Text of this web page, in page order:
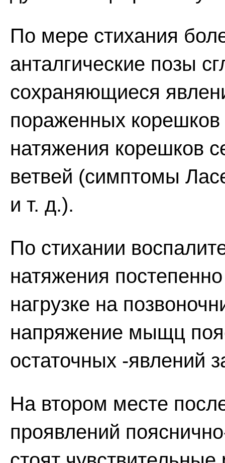
По мере стихания
анталгические позы
сохраняющиеся
пораженных
натяжения корешков
ветвей (симптомы
и т. д.).
По стихании
натяжения
нагрузке на
напряжение мыщц
остаточных -явлений
На втором месте
проявлений